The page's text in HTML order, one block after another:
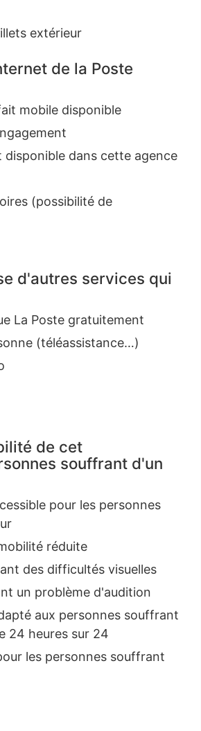
extérieur
de la Poste
mobile disponible
dans cette agence
(possibilité de
d'autres services qui
La Poste gratuitement
(téléassistance…)
de cet
souffrant d'un
pour les personnes
réduite
des difficultés visuelles
un problème d'audition
aux personnes souffrant
24 heures sur 24
les personnes souffrant